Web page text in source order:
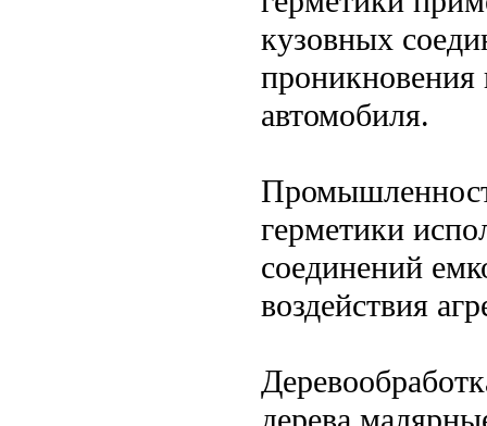
кузовных
автомобиля.
герметики
соединений
воздействия